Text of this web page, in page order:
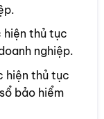
hiện thủ tục
nghiệp.
hiện thủ tục
bảo hiểm